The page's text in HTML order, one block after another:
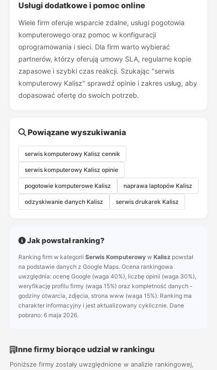
Usługi dodatkowe i pomoc online
Wiele firm oferuje wsparcie zdalne, usługi pogotowia
komputerowego oraz pomoc w konfiguracji
oprogramowania i sieci. Dla firm warto wybierać
partnerów, którzy oferują umowy SLA, regularne kopie
zapasowe i szybki czas reakcji. Szukając "serwis
komputerowy Kalisz" sprawdź opinie i zakres usług, aby
dopasować ofertę do swoich potrzeb.
Powiązane wyszukiwania
serwis komputerowy Kalisz cennik
serwis komputerowy Kalisz opinie
pogotowie komputerowe Kalisz naprawa laptopów Kalisz
odzyskiwanie danych Kalisz serwis drukarek Kalisz
Jak powstał ranking?
Ranking firm w kategorii Serwis Komputerowy w Kalisz powstał
na podstawie danych z Google Maps. Ocena rankingowa
uwzględnia: ocenę Google (waga 40%), liczbę opinii (waga 30%),
weryfikację profilu firmy (waga 15%) oraz kompletność danych -
godziny otwarcia, zdjęcia, strona www (waga 15%). Ranking ma
charakter informacyjny i jest aktualizowany cyklicznie. Dane
pobrano: 6 maja 2026.
Inne firmy biorące udział w rankingu
Poniższe firmy zostały uwzględnione w analizie rankingowej,